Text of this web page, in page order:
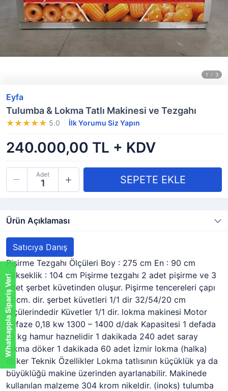
Eyfa
Tulumba & Lokma Tatlı Makinesi ve Tezgahı
5.0 İlk Yorumu Siz Yapın
240.000,00 TL + KDV
Adet
Ürün Açıklaması
Satıcıya Danış
Pişirme Tezgahı Ölçüleri Boy : 275 cm En : 90 cm
Yükseklik : 104 cm Pişirme tezgahı 2 adet pişirme ve 3
adet şerbet küvetinden oluşur. Pişirme tencereleri çapı
60cm. dir. şerbet küvetleri 1/1 dir 32/54/20 cm
ölçülerindedir Küvetler 1/1 dir. lokma makinesi Motor
Trifaze 0,18 kw 1300 – 1400 d/dak Kapasitesi 1 defada
10 kg hamur haznelidir 1 dakikada 240 adet saray
lokma döker 1 dakikada 60 adet İzmir lokma (halka)
döker Teknik Özellikler Lokma tatlısının küçüklük ya da
büyüklüğü makine üzerinden ayarlanabilir. Makinede
kullanılan malzeme 304 krom nikeldir. (inoks) tulumba
Whatsappla Sipariş Ver!